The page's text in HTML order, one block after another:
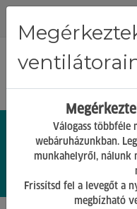
Válogass többféle
webáruházunkban.
munkahelyről, nálunk
Frissítsd fel a levegőt a
megbízható